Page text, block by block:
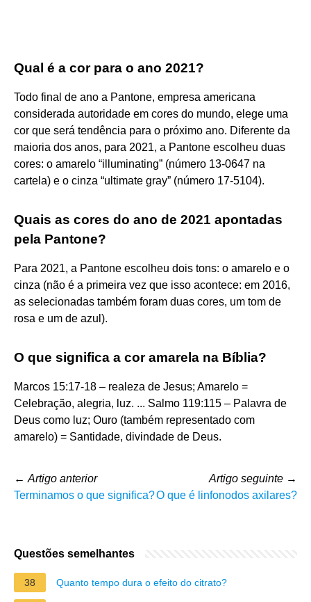
Qual é a cor para o ano 2021?
Todo final de ano a Pantone, empresa americana
considerada autoridade em cores do mundo, elege uma
cor que será tendência para o próximo ano. Diferente da
maioria dos anos, para 2021, a Pantone escolheu duas
cores: o amarelo “illuminating” (número 13-0647 na
cartela) e o cinza “ultimate gray” (número 17-5104).
Quais as cores do ano de 2021 apontadas
pela Pantone?
Para 2021, a Pantone escolheu dois tons: o amarelo e o
cinza (não é a primeira vez que isso acontece: em 2016,
as selecionadas também foram duas cores, um tom de
rosa e um de azul).
O que significa a cor amarela na Bíblia?
Marcos 15:17-18 – realeza de Jesus; Amarelo =
Celebração, alegria, luz. ... Salmo 119:115 – Palavra de
Deus como luz; Ouro (também representado com
amarelo) = Santidade, divindade de Deus.
← Artigo anterior
Terminamos o que significa?
Artigo seguinte →
O que é linfonodos axilares?
Questões semelhantes
38 Quanto tempo dura o efeito do citrato?